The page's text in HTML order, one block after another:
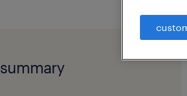
summary